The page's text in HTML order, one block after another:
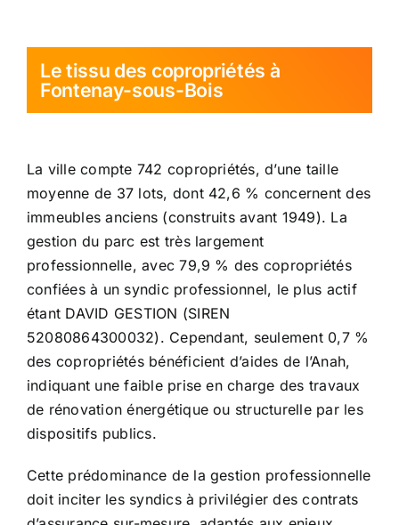
Le tissu des copropriétés à
Fontenay-sous-Bois
La ville compte 742 copropriétés, d’une taille
moyenne de 37 lots, dont 42,6 % concernent des
immeubles anciens (construits avant 1949). La
gestion du parc est très largement
professionnelle, avec 79,9 % des copropriétés
confiées à un syndic professionnel, le plus actif
étant DAVID GESTION (SIREN
52080864300032). Cependant, seulement 0,7 %
des copropriétés bénéficient d’aides de l’Anah,
indiquant une faible prise en charge des travaux
de rénovation énergétique ou structurelle par les
dispositifs publics.
Cette prédominance de la gestion professionnelle
doit inciter les syndics à privilégier des contrats